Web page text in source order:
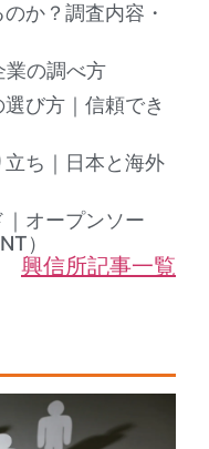
か？調査内容・
業の調べ方
び方｜信頼でき
ち｜日本と海外
オープンソー
）
興信所記事一覧